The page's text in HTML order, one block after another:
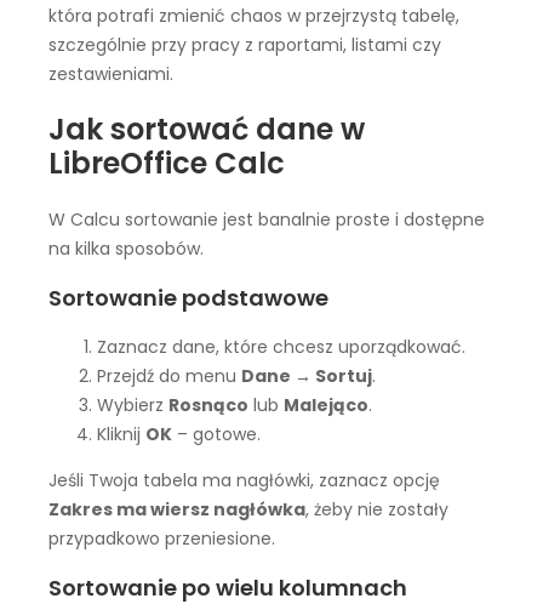
która potrafi zmienić chaos w przejrzystą tabelę,
szczególnie przy pracy z raportami, listami czy
zestawieniami.
Jak sortować dane w
LibreOffice Calc
W Calcu sortowanie jest banalnie proste i dostępne
na kilka sposobów.
Sortowanie podstawowe
Zaznacz dane, które chcesz uporządkować.
Przejdź do menu Dane → Sortuj.
Wybierz Rosnąco lub Malejąco.
Kliknij OK – gotowe.
Jeśli Twoja tabela ma nagłówki, zaznacz opcję
Zakres ma wiersz nagłówka, żeby nie zostały
przypadkowo przeniesione.
Sortowanie po wielu kolumnach